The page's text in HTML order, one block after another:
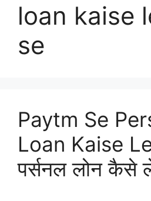
loan kaise
se
Paytm Se
Loan Kaise
पर्सनल लोन कैसे